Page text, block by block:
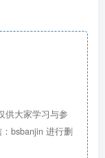
供大家学习与参
bsbanjin 进行删